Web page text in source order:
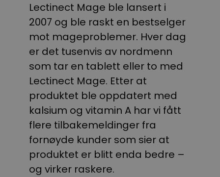
Lectinect Mage ble lansert i
2007 og ble raskt en bestselger
mot mageproblemer. Hver dag
er det tusenvis av nordmenn
som tar en tablett eller to med
Lectinect Mage. Etter at
produktet ble oppdatert med
kalsium og vitamin A har vi fått
flere tilbakemeldinger fra
fornøyde kunder som sier at
produktet er blitt enda bedre –
og virker raskere.